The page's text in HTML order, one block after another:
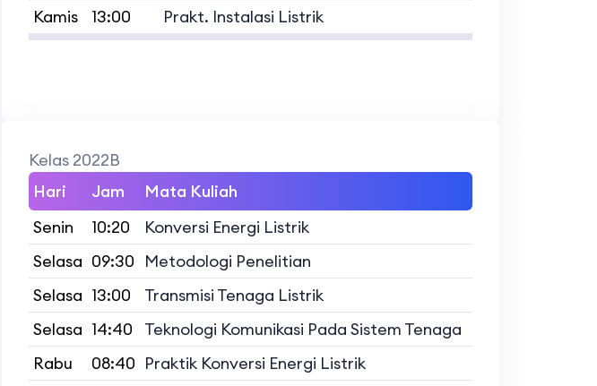
Kamis
13:00 Prakt. Instalasi Listrik
Kelas 2022B
Hari
Jam
Mata Kuliah
Senin
10:20
Konversi Energi Listrik
Selasa 09:30
Metodologi Penelitian
Selasa 13:00
Transmisi Tenaga Listrik
Selasa 14:40
Teknologi Komunikasi Pada Sistem Tenaga
Rabu
08:40 Praktik Konversi Energi Listrik